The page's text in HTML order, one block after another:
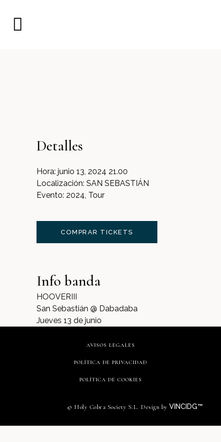
Detalles
Hora: junio 13, 2024 21.00
Localización: SAN SEBASTIÁN
Evento: 2024, Tour
COMPRAR TICKETS
Info banda
HOOVERIII
San Sebastián @ Dabadaba
Jueves 13 de junio
AVISOS LEGALES
POLÍTICA DE PRIVACIDAD
POLÍTICA DE COOKIES
© Holy Cobra Society S.L. Design by VINCIDG™